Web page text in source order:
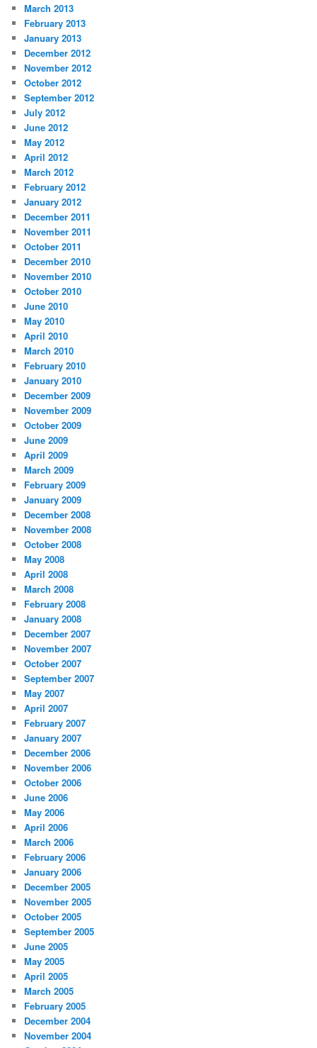
March 2013
February 2013
January 2013
December 2012
November 2012
October 2012
September 2012
July 2012
June 2012
May 2012
April 2012
March 2012
February 2012
January 2012
December 2011
November 2011
October 2011
December 2010
November 2010
October 2010
June 2010
May 2010
April 2010
March 2010
February 2010
January 2010
December 2009
November 2009
October 2009
June 2009
April 2009
March 2009
February 2009
January 2009
December 2008
November 2008
October 2008
May 2008
April 2008
March 2008
February 2008
January 2008
December 2007
November 2007
October 2007
September 2007
May 2007
April 2007
February 2007
January 2007
December 2006
November 2006
October 2006
June 2006
May 2006
April 2006
March 2006
February 2006
January 2006
December 2005
November 2005
October 2005
September 2005
June 2005
May 2005
April 2005
March 2005
February 2005
December 2004
November 2004